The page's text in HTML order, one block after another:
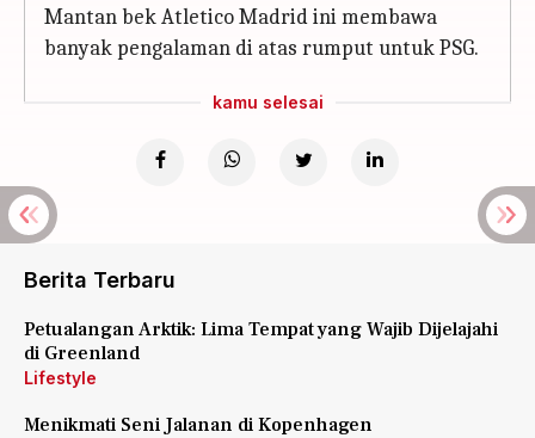
Mantan bek Atletico Madrid ini membawa
banyak pengalaman di atas rumput untuk PSG.
kamu selesai
Berita Terbaru
Petualangan Arktik: Lima Tempat yang Wajib Dijelajahi
di Greenland
Lifestyle
Menikmati Seni Jalanan di Kopenhagen